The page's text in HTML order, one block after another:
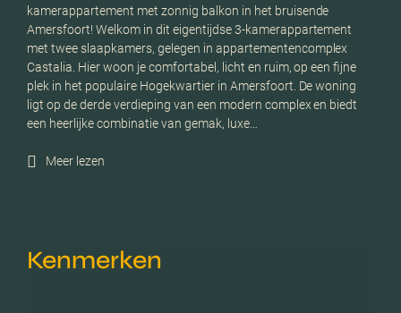
kamerappartement met zonnig balkon in het bruisende
Amersfoort! Welkom in dit eigentijdse 3-kamerappartement
met twee slaapkamers, gelegen in appartementencomplex
Castalia. Hier woon je comfortabel, licht en ruim, op een fijne
plek in het populaire Hogekwartier in Amersfoort. De woning
ligt op de derde verdieping van een modern complex en biedt
een heerlijke combinatie van gemak, luxe…
Meer lezen
Kenmerken